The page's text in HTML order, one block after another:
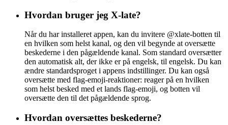
Hvordan bruger jeg X-late?
Når du har installeret appen, kan du invitere @xlate-botten til
en hvilken som helst kanal, og den vil begynde at oversætte
beskederne i den pågældende kanal. Som standard oversætter
den automatisk alt, der ikke er på engelsk, til engelsk. Du kan
ændre standardsproget i appens indstillinger. Du kan også
oversætte med flag-emoji-reaktioner: reager på en hvilken
som helst besked med et lands flag-emoji, og botten vil
oversætte den til det pågældende sprog.
Hvordan oversættes beskederne?